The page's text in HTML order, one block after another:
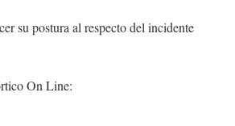
su postura al respecto del incidente
On Line: